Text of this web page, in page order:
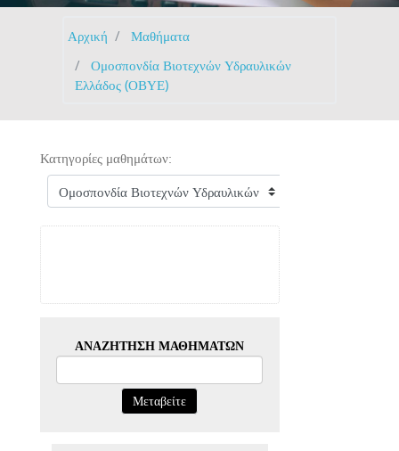
Αρχική
Μαθήματα
Ομοσπονδία Βιοτεχνών Υδραυλικών
Ελλάδος (ΟΒΥΕ)
Κατηγορίες μαθημάτων:
ΑΝΑΖΉΤΗΣΗ ΜΑΘΗΜΆΤΩΝ
Μεταβείτε